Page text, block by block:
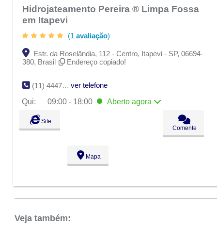
Hidrojateamento Pereira ® Limpa Fossa
em Itapevi
(1 avaliação)
Estr. da Roselândia, 112 - Centro, Itapevi - SP, 06694-
380, Brasil
Endereço copiado!
(11) 4447-6000
ver telefone
Qui:
09:00 - 18:00 Aberto agora
Seg:
Ter:
Qua:
09:00 - 18:00
09:00 - 18:00
Fechado
Fechado
Site
Comente
Mapa
Veja também: